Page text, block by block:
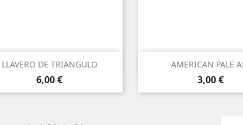
LLAVERO DE TRIANGULO
Precio
6,00 €
 Vista rápida AMERICAN PALE
Precio
3,00 €
 Vista rápida